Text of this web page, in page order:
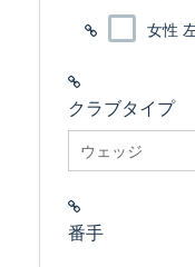
女性
クラブタイプ
番手